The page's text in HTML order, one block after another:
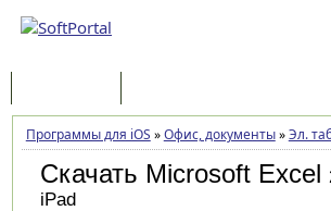
Программы для iOS »Офис, документы»Эл.
Скачать Microsoft Excel
iPad